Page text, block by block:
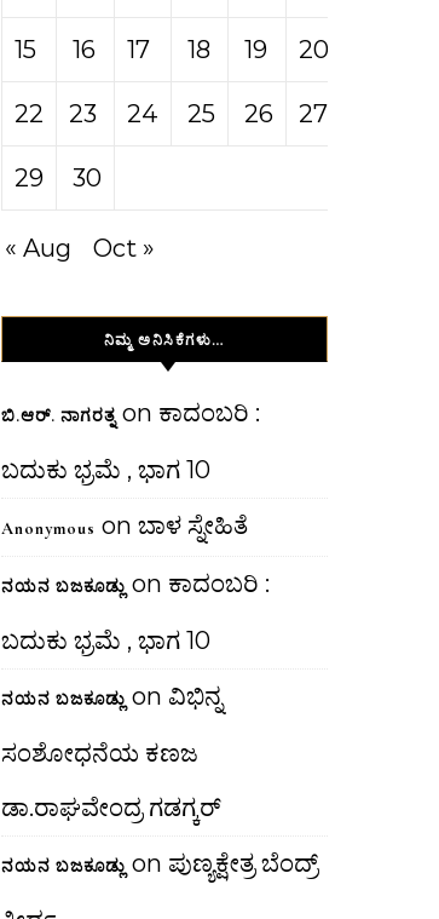
15 16 17 18 19 20
22 23 24 25 26 27
29 30
« Aug Oct »
ನಿಮ್ಮ ಅನಿಸಿಕೆಗಳು…
ಬಿ.ಆರ್. ನಾಗರತ್ನ on ಕಾದಂಬರಿ :
ಬದುಕು ಭ್ರಮೆ , ಭಾಗ 10
Anonymous on ಬಾಳ ಸ್ನೇಹಿತೆ
ನಯನ ಬಜಕೂಡ್ಲು on ಕಾದಂಬರಿ :
ಬದುಕು ಭ್ರಮೆ , ಭಾಗ 10
ನಯನ ಬಜಕೂಡ್ಲು on ವಿಭಿನ್ನ
ಸಂಶೋಧನೆಯ ಕಣಜ
ಡಾ.ರಾಘವೇಂದ್ರ ಗಡಗ್ಕರ್
ನಯನ ಬಜಕೂಡ್ಲು on ಪುಣ್ಯಕ್ಷೇತ್ರ ಬೆಂದ್ರ್